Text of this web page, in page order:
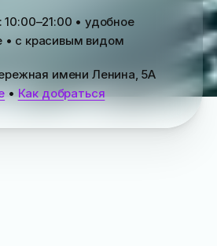
10:00–21:00 • удобное
• с красивым видом
имени Ленина, 5А
•Как добраться